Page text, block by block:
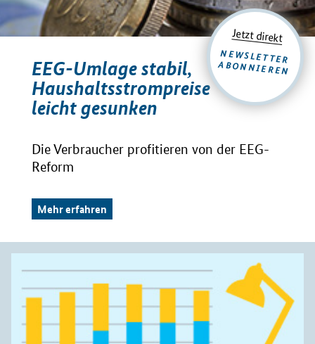
EEG-Umlage stabil,
Haushaltsstrompreise
leicht gesunken
Die Verbraucher profitieren von der EEG-
Reform
Mehr erfahren
Jetzt direkt
NEWSLETTER
ABONNIEREN